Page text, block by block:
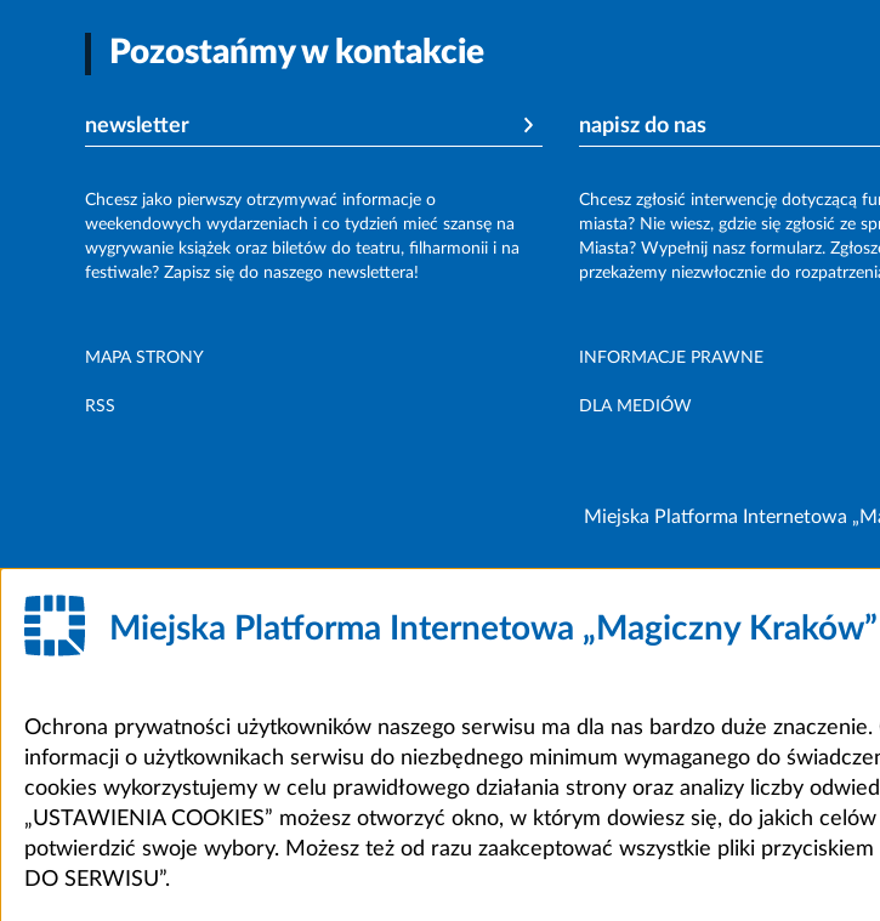
Pozostańmy w kontakcie
newsletter
Chcesz jako pierwszy otrzymywać informacje o
weekendowych wydarzeniach i co tydzień mieć szansę na
wygrywanie książek oraz biletów do teatru, filharmonii i na
festiwale? Zapisz się do naszego newslettera!
napisz do nas
Chcesz zgłosić interwencję dotyczącą
miasta? Nie wiesz, gdzie się zgłosić ze
Miasta? Wypełnij nasz formularz.
przekażemy niezwłocznie do
MAPA STRONY INFORMACJE PRAWNE
RSS DLA MEDIÓW
Miejska Platforma Internetowa
Miejska Platforma Internetowa „Magiczny Kraków”
Ochrona prywatności użytkowników naszego serwisu ma dla nas bardzo duże
informacji o użytkownikach serwisu do niezbędnego minimum wymaganego do
cookies wykorzystujemy w celu prawidłowego działania strony oraz analizy liczby
„USTAWIENIA COOKIES” możesz otworzyć okno, w którym dowiesz się, do jakich
potwierdzić swoje wybory. Możesz też od razu zaakceptować wszystkie pliki przyciskiem
DO SERWISU”.